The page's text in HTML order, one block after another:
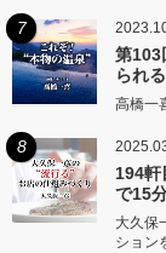
7
第
られ
高橋一
8
194
で15
大久保
ション